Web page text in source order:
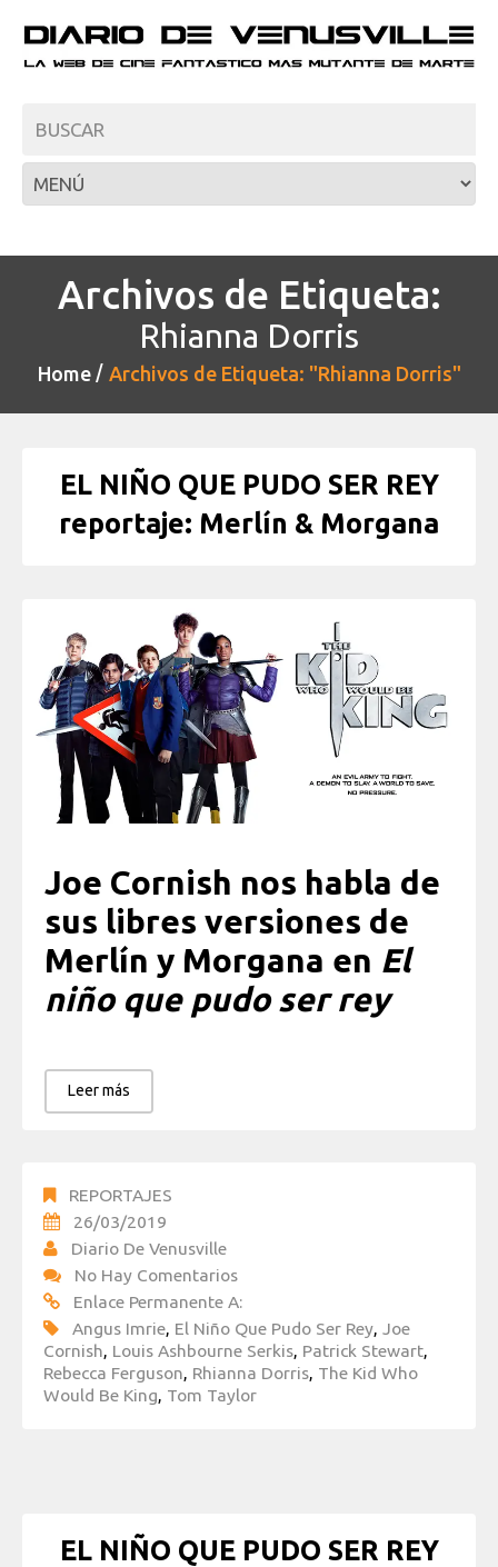
Archivos de Etiqueta:
Rhianna Dorris
Home Archivos de Etiqueta: "Rhianna Dorris"
EL NIÑO QUE PUDO SER REY
reportaje: Merlín & Morgana
Joe Cornish nos habla de
sus libres versiones de
Merlín y Morgana en El
niño que pudo ser rey
Leer más
REPORTAJES
26/03/2019
Diario De Venusville
No Hay Comentarios
Enlace Permanente A:
Angus Imrie, El Niño Que Pudo Ser Rey, Joe
Cornish, Louis Ashbourne Serkis, Patrick Stewart,
Rebecca Ferguson, Rhianna Dorris, The Kid Who
Would Be King, Tom Taylor
EL NIÑO QUE PUDO SER REY